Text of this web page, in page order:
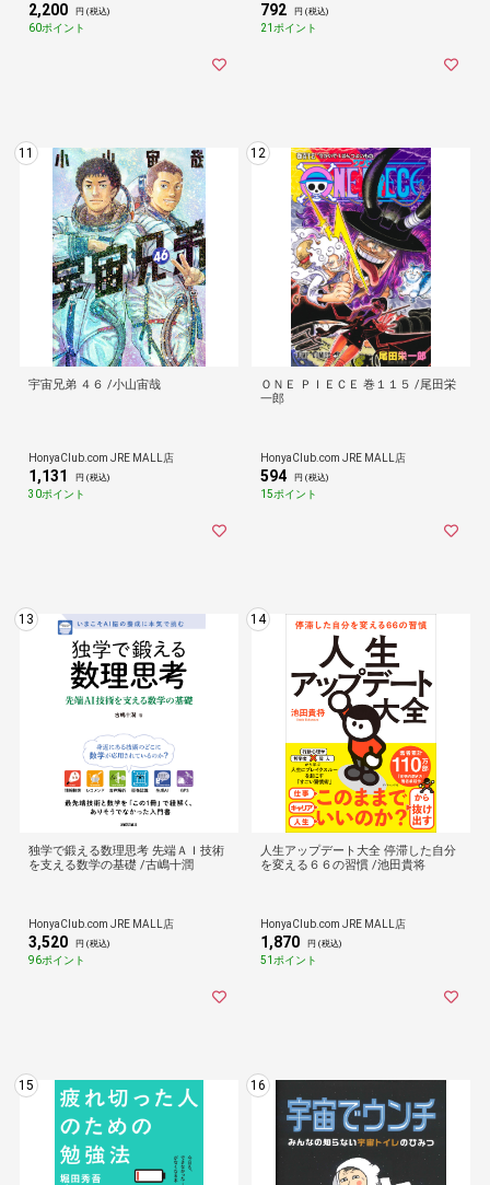
2,200 円 (税込)
60ポイント
792 円 (税込)
21ポイント
11
宇宙兄弟 ４６ /小山宙哉
HonyaClub.com JRE MALL店
1,131 円 (税込)
30ポイント
12
ＯＮＥ ＰＩＥＣＥ 巻１１５ /尾田栄
一郎
HonyaClub.com JRE MALL店
594 円 (税込)
15ポイント
13
独学で鍛える数理思考 先端ＡＩ技術
を支える数学の基礎 /古嶋十潤
HonyaClub.com JRE MALL店
3,520 円 (税込)
96ポイント
14
人生アップデート大全 停滞した自分
を変える６６の習慣 /池田貴将
HonyaClub.com JRE MALL店
1,870 円 (税込)
51ポイント
15 16